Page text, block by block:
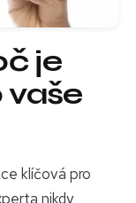
je
klíčová pro
nikdy